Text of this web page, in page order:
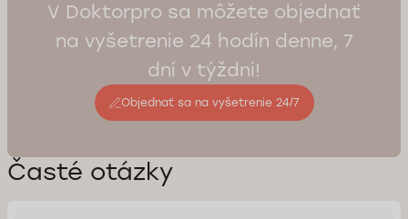
V Doktorpro sa môžete objednať
na vyšetrenie 24 hodín denne, 7
dní v týždni!
Objednať sa na vyšetrenie 24/7
Časté otázky